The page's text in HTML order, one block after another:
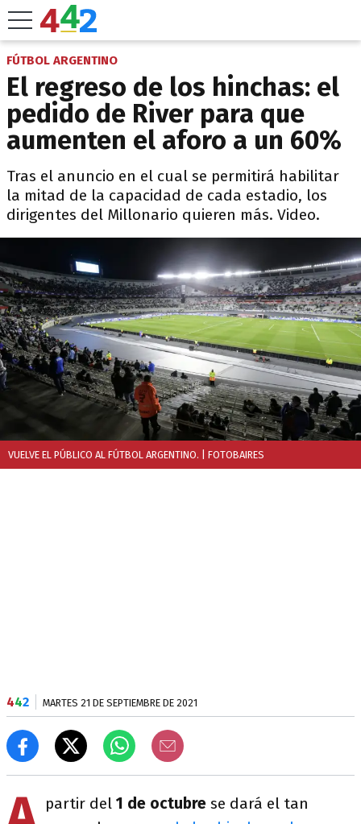
FÚTBOL ARGENTINO
El regreso de los hinchas: el
pedido de River para que
aumenten el aforo a un 60%
Tras el anuncio en el cual se permitirá habilitar
la mitad de la capacidad de cada estadio, los
dirigentes del Millonario quieren más. Video.
VUELVE EL PÚBLICO AL FÚTBOL ARGENTINO. | FOTOBAIRES
442 MARTES 21 DE SEPTIEMBRE DE 2021
partir del 1 de octubre se dará el tan